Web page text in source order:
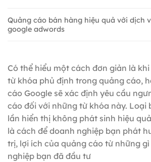
Quảng cáo bán hàng hiệu quả với dịch
google adwords
Có thể hiểu một cách đơn giản là
từ khóa phủ định trong quảng cáo,
cáo Google sẽ xác định yêu cầu
cáo đối với những từ khóa này. Loại
lần hiển thị không phát sinh hiệu
là cách để doanh nghiệp bạn phát
trị, lợi ích của quảng cáo từ những
nghiệp bạn đã đầu tư